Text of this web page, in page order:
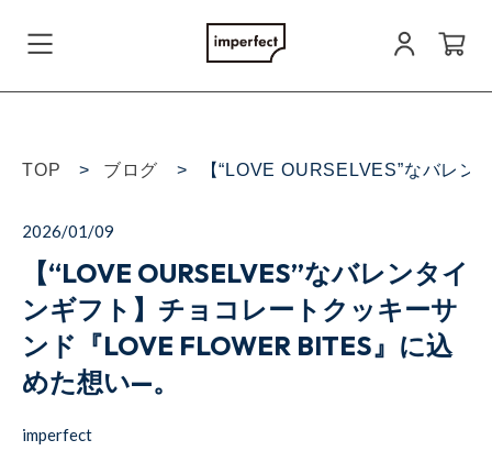
ログイン
お問い合わせ
すべての商品
TOP ブログ 【“LOVE OURSELVES”なバレ
2026/01/09
【“LOVE OURSELVES”なバレンタイ
ンギフト】チョコレートクッキーサ
ンド『LOVE FLOWER BITES』に込
めた想い—。
imperfect